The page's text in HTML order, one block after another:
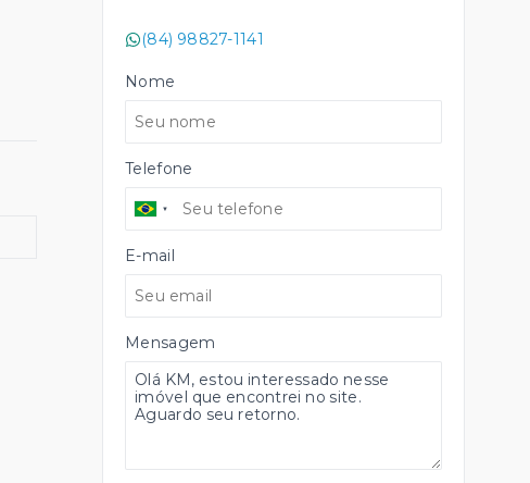
(84) 98827-1141
Nome
Telefone
E-mail
Mensagem